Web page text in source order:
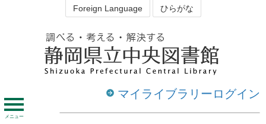
Foreign Language ひらがな
マイライブラリーログイン
メ
ニ